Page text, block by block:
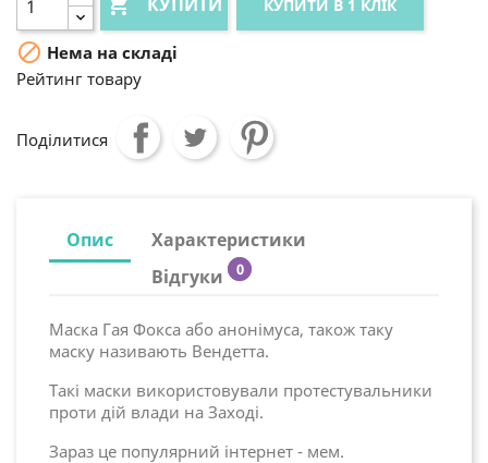
КУПИТИ В 1 КЛІК
 Нема на складі
Рейтинг товару
Поділитися
Опис
Характеристики
Відгуки
0
Маска Гая Фокса або анонімуса, також таку
маску називають Вендетта.
Такі маски використовували протестувальники
проти дій влади на Заході.
Зараз це популярний інтернет - мем.